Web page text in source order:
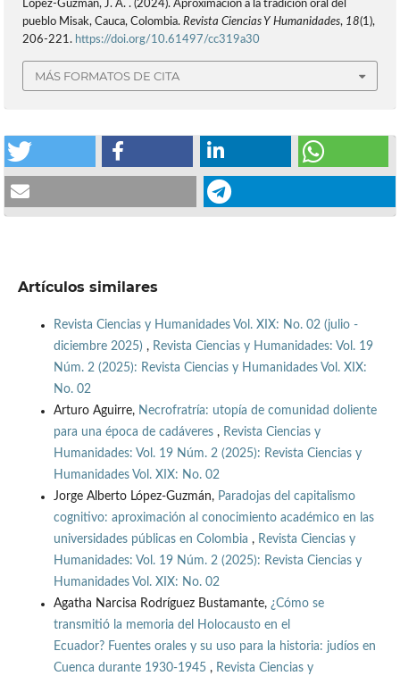
López-Guzmán, J. A. . (2024). Aproximación a la tradición oral del
pueblo Misak, Cauca, Colombia. Revista Ciencias Y Humanidades, 18(1),
206-221. https://doi.org/10.61497/cc319a30
MÁS FORMATOS DE CITA
Artículos similares
Revista Ciencias y Humanidades Vol. XIX: No. 02 (julio -
diciembre 2025) , Revista Ciencias y Humanidades: Vol. 19
Núm. 2 (2025): Revista Ciencias y Humanidades Vol. XIX:
No. 02
Arturo Aguirre, Necrofratría: utopía de comunidad doliente
para una época de cadáveres , Revista Ciencias y
Humanidades: Vol. 19 Núm. 2 (2025): Revista Ciencias y
Humanidades Vol. XIX: No. 02
Jorge Alberto López-Guzmán, Paradojas del capitalismo
cognitivo: aproximación al conocimiento académico en las
universidades públicas en Colombia , Revista Ciencias y
Humanidades: Vol. 19 Núm. 2 (2025): Revista Ciencias y
Humanidades Vol. XIX: No. 02
Agatha Narcisa Rodríguez Bustamante, ¿Cómo se
transmitió la memoria del Holocausto en el
Ecuador? Fuentes orales y su uso para la historia: judíos en
Cuenca durante 1930-1945 , Revista Ciencias y